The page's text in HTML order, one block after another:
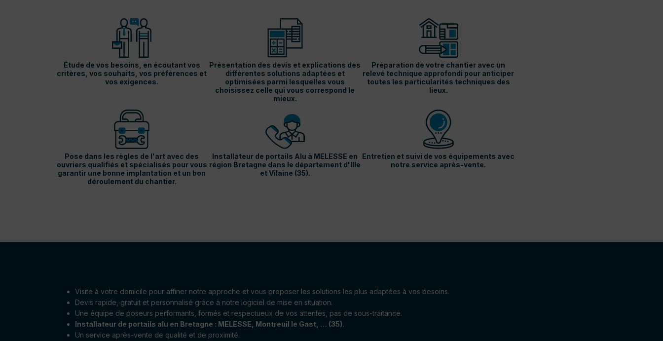
Étude de vos besoins, en écoutant vos
critères, vos souhaits, vos préférences et
vos exigences.
Présentation des devis et explications des
différentes solutions adaptées et
optimisées parmi lesquelles vous
choisissez celle qui vous correspond le
mieux.
Préparation de votre chantier avec un
relevé technique approfondi pour anticiper
toutes les particularités techniques des
lieux.
Pose dans les règles de l'art avec des
ouvriers qualifiés et spécialisés pour vous
garantir une bonne implantation et un bon
déroulement du chantier.
Installateur de portails Alu à MELESSE en
région Bretagne dans le département d'Ille
et Vilaine (35).
Entretien et suivi de vos équipements avec
notre service après-vente.
Visite à votre domicile pour affiner notre approche et vous proposer les solutions les plus adaptées à vos besoins.
Devis rapide, gratuit et personnalisé grâce à notre logiciel de mise en situation.
Une équipe de poseurs performants, formés et respectueux de vos attentes, pas de sous-traitance.
Installateur de portails alu en Bretagne : MELESSE, Montreuil le Gast, … (35).
Un service après-vente de qualité et de proximité.